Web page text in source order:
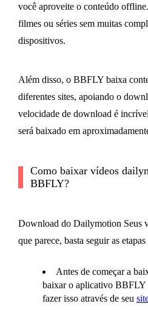
você aproveite o conteúdo
filmes ou séries sem muitas
dispositivos.
Além disso, o BBFLY baixa
diferentes sites, apoiando o
velocidade de download é
será baixado em
Como baixar vídeos
BBFLY?
Download do Dailymotion Seus
que parece, basta seguir as
Antes de começar a
baixar o aplicativo BBFLY
fazer isso através de seu